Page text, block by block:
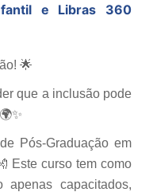
e Libras 360
🌟
que a inclusão pode
Pós-Graduação em
Este curso tem como
apenas capacitados,